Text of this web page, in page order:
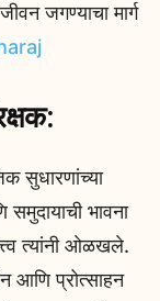
जगण्याचा मार्ग
सुधारणांच्या
भावना
त्यांनी ओळखले.
आणि प्रोत्साहन